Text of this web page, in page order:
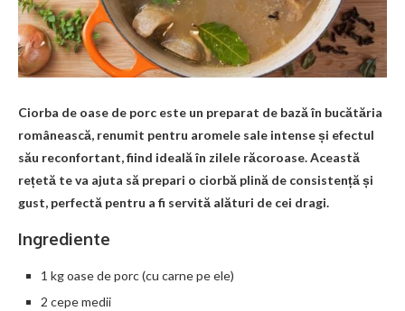
Ciorba de oase de porc este un preparat de bază în bucătăria
românească, renumit pentru aromele sale intense și efectul
său reconfortant, fiind ideală în zilele răcoroase. Această
rețetă te va ajuta să prepari o ciorbă plină de consistență și
gust, perfectă pentru a fi servită alături de cei dragi.
Ingrediente
1 kg oase de porc (cu carne pe ele)
2 cepe medii